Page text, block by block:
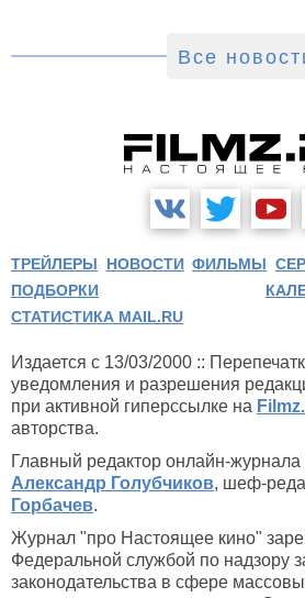
Все
ТРЕЙЛЕРЫ НОВОСТИ ФИЛЬМЫ
ПОДБОРКИ
СТАТИСТИКА MAIL.RU
Издается с 13/03/2000 ::
уведомления и разрешения
при активной гиперссылке на
авторства.
Главный редактор онлайн-
Александр Голубчиков, шеф-
Горбачев.
Журнал "про Настоящее кино"
Федеральной службой по надзору
законодательства в сфере